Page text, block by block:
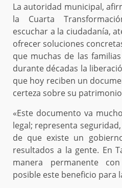
La autoridad municipal,
la Cuarta
escuchar a la ciudadanía,
ofrecer soluciones
que muchas de las
durante décadas la
que hoy reciben un
certeza sobre su
«Este documento va
legal; representa
de que existe un
resultados a la gente. En
manera permanente
posible este beneficio para